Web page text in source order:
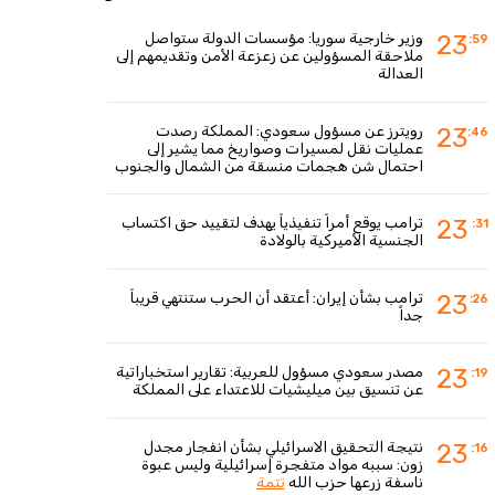
23:59
وزير خارجية سوريا: مؤسسات الدولة ستواصل
ملاحقة المسؤولين عن زعزعة الأمن وتقديمهم إلى
العدالة
23:46
رويترز عن مسؤول سعودي: المملكة رصدت
عمليات نقل لمسيرات وصواريخ مما يشير إلى
احتمال شن هجمات منسقة من الشمال والجنوب
23 :31
ترامب يوقع أمراً تنفيذياً يهدف لتقييد حق اكتساب
الجنسية الأميركية بالولادة
23 :26
ترامب بشأن إيران: أعتقد أن الحرب ستنتهي قريباً
جداً
23 :19
مصدر سعودي مسؤول للعربية: تقارير استخباراتية
عن تنسيق بين ميليشيات للاعتداء على المملكة
23 :16
نتيجة التحقيق الاسرائيلي بشأن انفجار مجدل
زون: سببه مواد متفجرة إسرائيلية وليس عبوة
ناسفة زرعها حزب اللهتتمة